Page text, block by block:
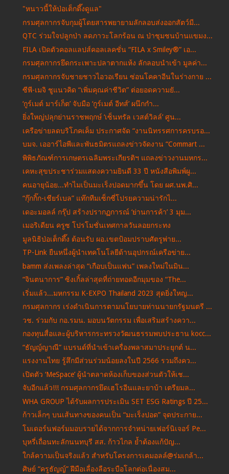
"หนาวนี้ให้ป่อเต็กตึ๊งดูแล"
กรมศุลกากรจับกุมผู้โดยสารพยายามลักลอบส่งออกสัตว์มี...
QTC ร่วมใจปลูกป่า ลดภาวะโลกร้อน ณ ป่าชุมชนบ้านแขมง...
FILA เปิดตัวคอลแลปส์คอลเลคชั่น “FILA x Smiley®” เอ...
กรมศุลกากรยึดกระเพาะปลาตากแห้ง ลักลอบนำเข้า มูลค่า...
กรมศุลกากรจับชายชาวไอวอเรียน ซ่อนโคคาอีนในร่างกาย ...
ซีพี-เมจิ ชูแนวคิด “เพิ่มคุณค่าชีวิต” ต่อยอดความยั...
‘กูร์เมต์ มาร์เก็ต’ จับมือ ‘กูร์เมต์ อีทส์’ ผนึกกำ...
ยิ่งใหญ่ปลุกย่านราชพฤกษ์ ‘เซ็นทรัล เวสต์วิลล์’ ศูน...
เครือข่ายลดบริโภคเค็ม ประกาศจัด “งานนิทรรศการครบรอ...
บมจ. เออาร์ไอพีและพันธมิตรแถลงข่าวจัดงาน “Commart ...
พิพิธภัณฑ์การเกษตรเฉลิมพระเกียรติฯ แถลงข่าวงานมหกร...
เคหะสุขประชาร่วมแสดงความยินดี 33 ปี หนังสือพิมพ์ผู...
คนอายุน้อย...ทำไมเป็นมะเร็งปอดมากขึ้น โดย ผศ.นพ.ศิ...
“กุ๊กกิ๊ก-เชียร์เบล” แท๊กทีมเซ็กซี่โปรยความน่ารักไ...
เดอะมอลล์ กรุ๊ป สร้างปรากฏการณ์ ‘ย่านการค้า’ 3 มุม...
เมอริเดียน ครูซ โปรโมชั่นเทศกาลวันลอยกระทง
มูลนิธิป่อเต็กตึ๊ง ต้อนรับ ผอ.เขตป้อมปราบศัตรูพ่าย...
TP-Link ยืนหนึ่งผู้นำเทคโนโลยีด้านอุปกรณ์เครือข่าย...
bamm ส่งเพลงล่าสุด “เกือบเป็นแฟน” เพลงใหม่ในมิน...
“จินตนาการ” ซิงเกิ้ลล่าสุดที่ถ่ายทอดอีกมุมของ “The...
เริ่มแล้ว...มหกรรม K-EXPO Thailand 2023 สุดยิ่งใหญ...
กรมศุลกากร เร่งดำเนินการตามนโยบายท่านนายกรัฐมนตรี ...
วช. ร่วมกับ กอ.รมน. มอบนวัตกรรม เพื่อเสริมสร้างควา...
กองทุนสื่อและผู้บริหารกระทรวงวัฒนธรรมพบประธาน kocc...
“ธัญญ์ญาณี” แบรนด์ที่นำเข้าเครื่องพลาสมาประยุกต์ น...
แรงงานไทย รู้สึกมีส่วนร่วมน้อยลงในปี 2566 รวมถึงคว...
เปิดตัว ‘MeSpace’ ผู้นำตลาดห้องเก็บของส่วนตัวให้เช...
จับอีกแล้ว!!! กรมศุลกากรยึดเฮโรอีนและยาบ้า เตรียมล...
WHA GROUP ได้รับผลการประเมิน SET ESG Ratings ปี 25...
ก้าวเล็กๆ บนเส้นทางของคนเป็น “มะเร็งปอด” จุดประกาย...
โมเดอร์นฟอร์มมอบรายได้จากการจำหน่ายเฟอร์นิเจอร์ Pe...
บุหรี่เถื่อนทะลักนนทบุรี สส. ก้าวไกล ย้ำต้องแก้ปัญ...
ใกล้ความเป็นจริงแล้ว สำหรับโครงการเคมอลล์@ร่มเกล้า...
ศิษย์ “ครูธัญญ์” ฝีมือเลื่องลือระบือโลกต่อเนื่องสม...